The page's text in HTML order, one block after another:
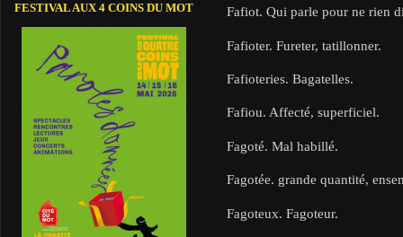
FESTIVAL AUX 4 COINS DU MOT Fafiot. Qui parle pour ne rien
Fafioter. Fureter, tatillonner.
Fafioteries. Bagatelles.
Fafiou. Affecté, superficiel.
Fagoté. Mal habillé.
Fagotée. grande quantité,
Fagoteux. Fagoteur.